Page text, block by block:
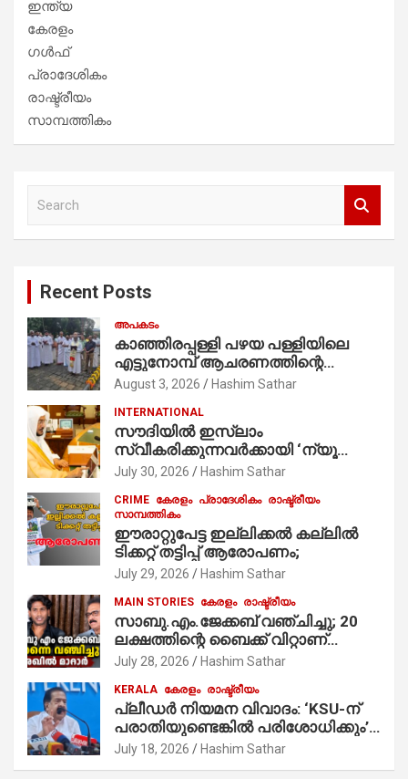
ഇന്ത്യ
കേരളം
ഗൾഫ്
പ്രാദേശികം
രാഷ്ട്രീയം
സാമ്പത്തികം
Recent Posts
അപകടം
കാഞ്ഞിരപ്പള്ളി പഴയ പള്ളിയിലെ
എട്ടുനോമ്പ് ആചരണത്തിന്റെ
ഭാഗമായുള്ള പന്തലിന്റെ കാൽനാട്ട്
കുര്യൻ താമരശ്ശേരി
നിർവഹിക്കുന്നു.
August 3, 2026 Hashim Sathar
INTERNATIONAL
സൗദിയില്‍ ഇസ്‌ലാം
സ്വീകരിക്കുന്നവര്‍ക്കായി ‘ന്യൂ
മുസ്ലിം’ ഡിജിറ്റല്‍ കാര്‍ഡ് സേവനം
July 30, 2026 Hashim Sathar
CRIME കേരളം പ്രാദേശികം രാഷ്ട്രീയം
സാമ്പത്തികം
ഈരാറ്റുപേട്ട ഇല്ലിക്കൽ കല്ലിൽ
ടിക്കറ്റ് തട്ടിപ്പ് ആരോപണം;
July 29, 2026 Hashim Sathar
MAIN STORIES കേരളം രാഷ്ട്രീയം
സാബു.എം.ജേക്കബ് വഞ്ചിച്ചു; 20
ലക്ഷത്തിന്റെ ബൈക്ക് വിറ്റാണ്
തൃക്കാക്കരയില്‍ മത്സരിച്ചത്!
മാത്രമാണ് ഉണ്ടായിരുന്നത്;
സാബുവിന്റേത് വ്യക്തിപരമായ
നേട്ടത്തിനുള്ള പാര്‍ട്ടി; ഇപ്പോള്‍
ഫോണ്‍ വിളിച്ചാല്‍ എടുക്കില്ല;
തിരഞ്ഞെടുപ്പിലെ ദുരനുഭവങ്ങള്‍
July 28, 2026 Hashim Sathar
KERALA കേരളം രാഷ്ട്രീയം
പ്ലീഡർ നിയമന വിവാദം: ‘KSU-ന്
പരാതിയുണ്ടെങ്കിൽ പരിശോധിക്കും’;
രമേശ് ചെന്നിത്തല
July 18, 2026 Hashim Sathar